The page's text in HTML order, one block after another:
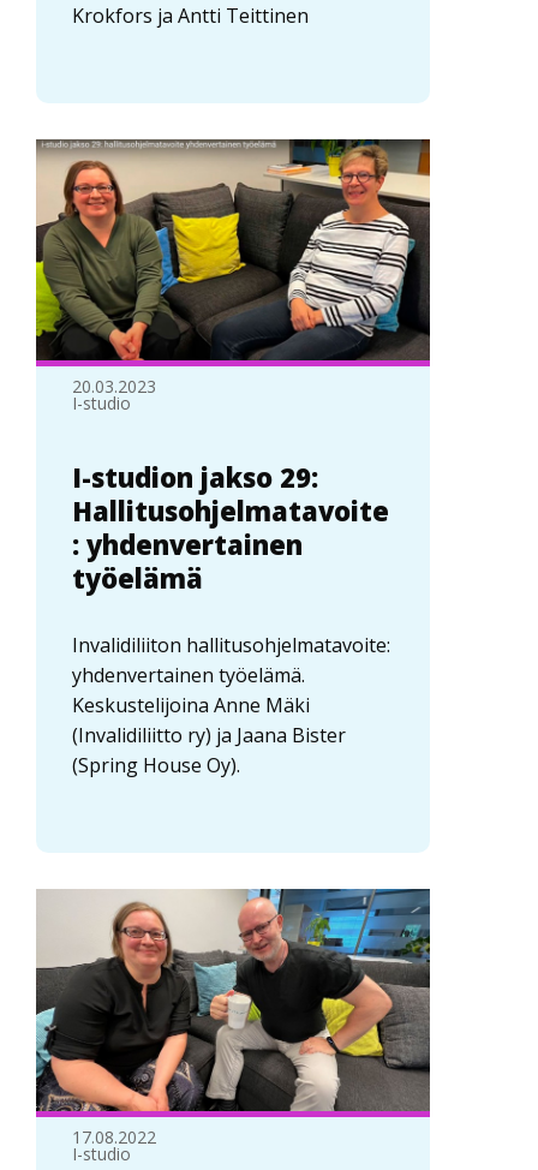
Krokfors ja Antti Teittinen
20.03.2023
I-studio
I-studion jakso 29:
Hallitusohjelmatavoite
: yhdenvertainen
työelämä
Invalidiliiton hallitusohjelmatavoite:
yhdenvertainen työelämä.
Keskustelijoina Anne Mäki
(Invalidiliitto ry) ja Jaana Bister
(Spring House Oy).
17.08.2022
I-studio